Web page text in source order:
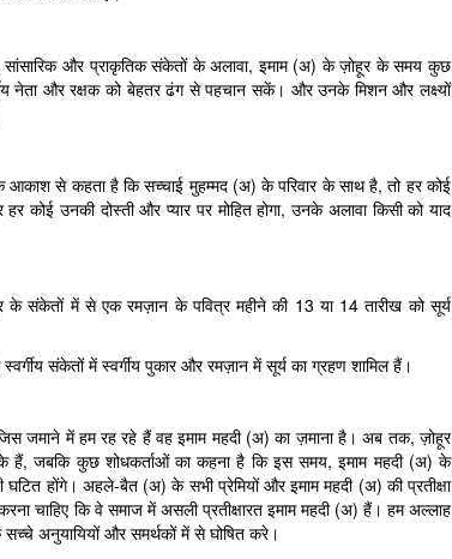
और प्राकृतिक संकेतों के अलावा, इमाम (अ) के ज़ोहूर के समय कुछ
नेता और रक्षक को बेहतर ढंग से पहचान सकें। और उनके मिशन और लक्ष्यों
से कहता है कि सच्चाई मुहम्मद (अ) के परिवार के साथ है, तो हर कोई
उनकी दोस्ती और प्यार पर मोहित होगा, उनके अलावा किसी को याद
के संकेतों में से एक रमज़ान के पवित्र महीने की 13 या 14 तारीख को सूर्य
संकेतों में स्वर्गीय पुकार और रमज़ान में सूर्य का ग्रहण शामिल हैं।
जमाने में हम रह रहे हैं वह इमाम महदी (अ) का ज़माना है। अब तक, ज़ोहूर
हैं, जबकि कुछ शोधकर्ताओं का कहना है कि इस समय, इमाम महदी (अ) के
घटित होंगे। अहले-बैत (अ) के सभी प्रेमियों और इमाम महदी (अ) की प्रतीक्षा
चाहिए कि वे समाज में असली प्रतीक्षारत इमाम महदी (अ) हैं। हम अल्लाह
अनुयायियों और समर्थकों में से घोषित करे।